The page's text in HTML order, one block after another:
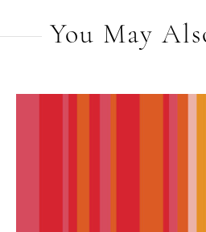
You May